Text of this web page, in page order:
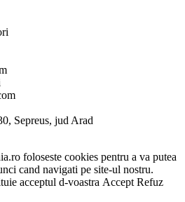
Sepreus, jud Arad
foloseste cookies pentru a va putea
cand navigati pe site-ul nostru.
acceptul d-voastra Accept Refuz